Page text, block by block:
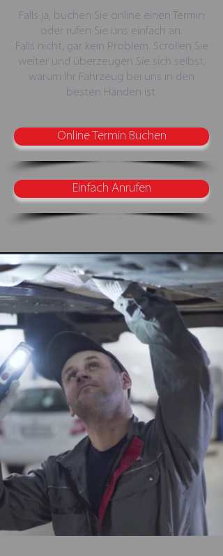
Falls ja, buchen Sie online einen Termin
oder rufen Sie uns einfach an.
Falls nicht, gar kein Problem. Scrollen Sie
weiter und überzeugen Sie sich selbst,
warum Ihr Fahrzeug bei uns in den
besten Händen ist.
Online Termin Buchen
Einfach Anrufen